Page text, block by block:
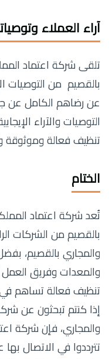
آراء العملاء
تلقى شركة اعتماد
بالقصيم من التوصيات
عن رضاهم الكامل عن
التوصيات والآراء
تنظيف فعالة وموثوقة
الختام
تُعد شركة اعتماد
بالقصيم من الشركات
والمجاري بالقصيم،
والمعدات وفريق
تنظيف فعالة تساهم في
إذا كنتم تبحثون عن
والمجاري، فإن شركة